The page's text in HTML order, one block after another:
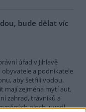
bude dělat víc
úřad v Jihlavě
obyvatele a podnikatele
aby šetřili vodou.
mají zejména mytí aut,
zahrad, trávníků a
ploch, uvedl